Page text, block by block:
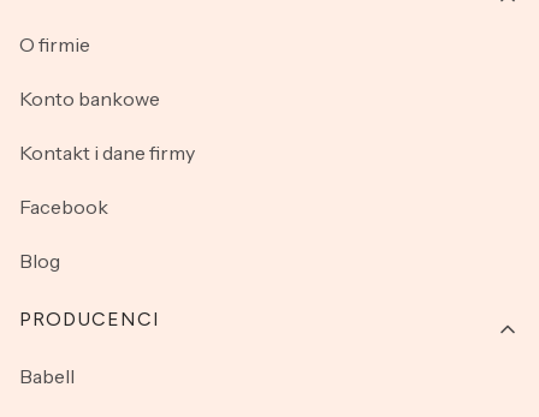
O firmie
Konto bankowe
Kontakt i dane firmy
Facebook
Blog
PRODUCENCI
Babell